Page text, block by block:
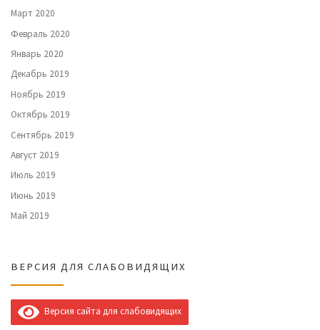
Март 2020
Февраль 2020
Январь 2020
Декабрь 2019
Ноябрь 2019
Октябрь 2019
Сентябрь 2019
Август 2019
Июль 2019
Июнь 2019
Май 2019
ВЕРСИЯ ДЛЯ СЛАБОВИДЯЩИХ
Версия сайта для слабовидящих